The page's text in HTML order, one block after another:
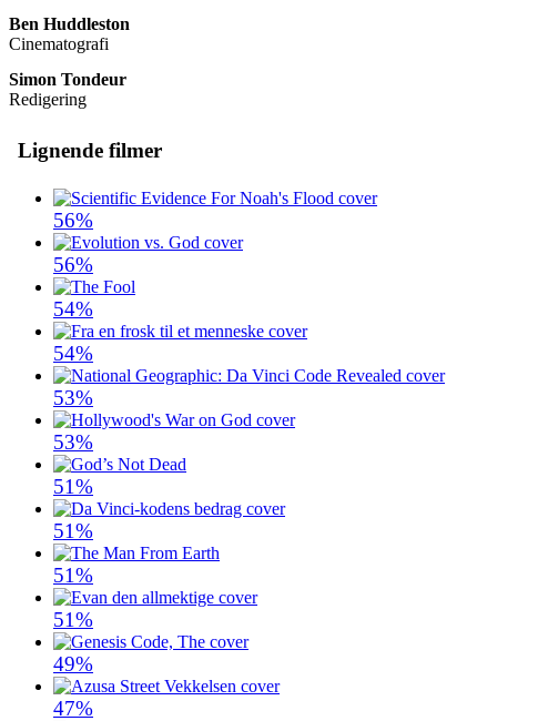
Ben Huddleston
Cinematografi
Simon Tondeur
Redigering
Lignende filmer
56%
56%
54%
54%
53%
53%
51%
51%
51%
51%
49%
47%